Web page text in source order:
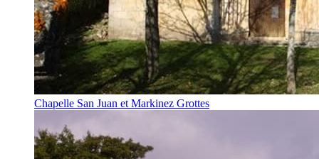
Chapelle San Juan et Markinez Grottes